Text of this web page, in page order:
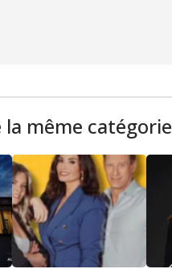
même catégorie